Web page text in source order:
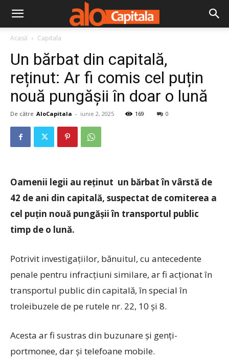
Acasă Capitala
Un bărbat din capitală,
reținut: Ar fi comis cel puțin
nouă pungășii în doar o lună
De către AloCapitala - iunie 2, 2025 169 0
Oamenii legii au reținut un bărbat în vârstă de
42 de ani din capitală, suspectat de comiterea a
cel puțin nouă pungășii în transportul public
timp de o lună.
Potrivit investigațiilor, bănuitul, cu antecedente
penale pentru infracțiuni similare, ar fi acționat în
transportul public din capitală, în special în
troleibuzele de pe rutele nr. 22, 10 și 8.
Acesta ar fi sustras din buzunare și genți-
portmonee, dar și telefoane mobile.